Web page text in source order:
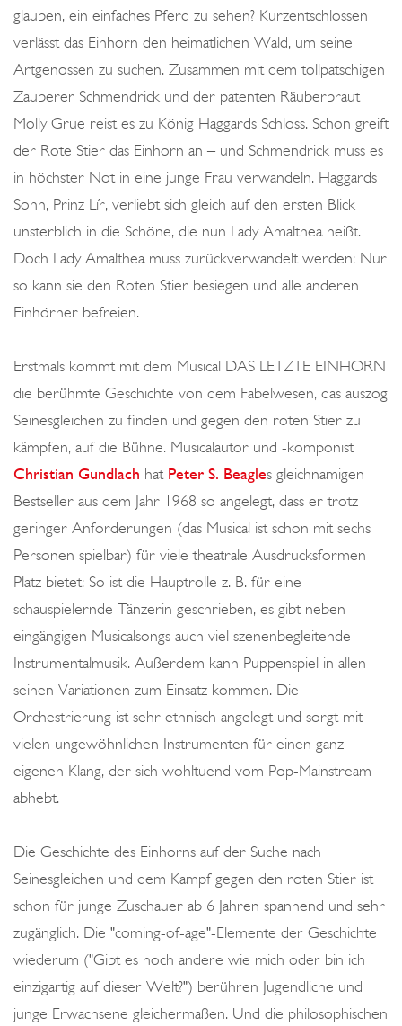
glauben, ein einfaches Pferd zu sehen? Kurzentschlossen
verlässt das Einhorn den heimatlichen Wald, um seine
Artgenossen zu suchen. Zusammen mit dem tollpatschigen
Zauberer Schmendrick und der patenten Räuberbraut
Molly Grue reist es zu König Haggards Schloss. Schon greift
der Rote Stier das Einhorn an – und Schmendrick muss es
in höchster Not in eine junge Frau verwandeln. Haggards
Sohn, Prinz Lír, verliebt sich gleich auf den ersten Blick
unsterblich in die Schöne, die nun Lady Amalthea heißt.
Doch Lady Amalthea muss zurückverwandelt werden: Nur
so kann sie den Roten Stier besiegen und alle anderen
Einhörner befreien.
Erstmals kommt mit dem Musical DAS LETZTE EINHORN
die berühmte Geschichte von dem Fabelwesen, das auszog
Seinesgleichen zu finden und gegen den roten Stier zu
kämpfen, auf die Bühne. Musicalautor und -komponist
Christian Gundlach hat Peter S. Beagles gleichnamigen
Bestseller aus dem Jahr 1968 so angelegt, dass er trotz
geringer Anforderungen (das Musical ist schon mit sechs
Personen spielbar) für viele theatrale Ausdrucksformen
Platz bietet: So ist die Hauptrolle z. B. für eine
schauspielernde Tänzerin geschrieben, es gibt neben
eingängigen Musicalsongs auch viel szenenbegleitende
Instrumentalmusik. Außerdem kann Puppenspiel in allen
seinen Variationen zum Einsatz kommen. Die
Orchestrierung ist sehr ethnisch angelegt und sorgt mit
vielen ungewöhnlichen Instrumenten für einen ganz
eigenen Klang, der sich wohltuend vom Pop-Mainstream
abhebt.
Die Geschichte des Einhorns auf der Suche nach
Seinesgleichen und dem Kampf gegen den roten Stier ist
schon für junge Zuschauer ab 6 Jahren spannend und sehr
zugänglich. Die "coming-of-age"-Elemente der Geschichte
wiederum ("Gibt es noch andere wie mich oder bin ich
einzigartig auf dieser Welt?") berühren Jugendliche und
junge Erwachsene gleichermaßen. Und die philosophischen